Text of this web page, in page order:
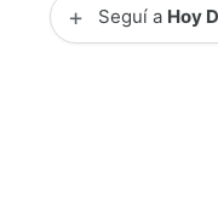
+ Seguí a Hoy